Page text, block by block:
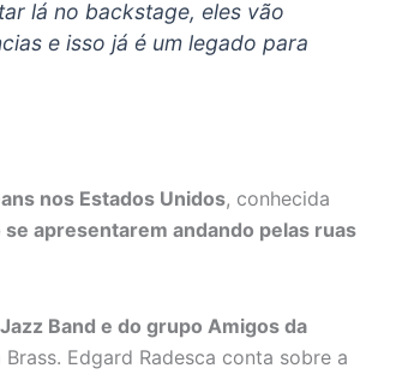
lá no backstage, eles vão
e isso já é um legado para
nos Estados Unidos, conhecida
apresentarem andando pelas ruas
Band e do grupo Amigos da
Edgard Radesca conta sobre a